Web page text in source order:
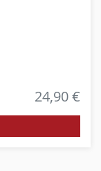
24,90 €